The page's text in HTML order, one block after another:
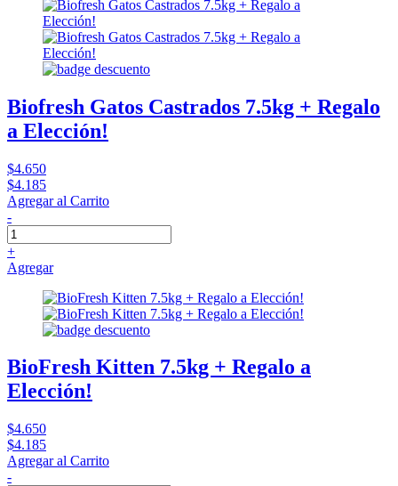
Biofresh Gatos Castrados 7.5kg + Regalo
a Elección!
$4.650
$4.185
Agregar al Carrito
-
+
Agregar
BioFresh Kitten 7.5kg + Regalo a
Elección!
$4.650
$4.185
Agregar al Carrito
-